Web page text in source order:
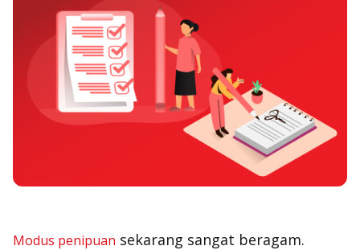
Modus penipuan sekarang sangat beragam.